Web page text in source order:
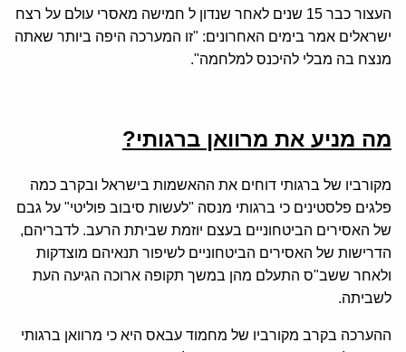
העצור כבר 15 שנים לאחר שנדון ל חמישה מאסרי עולם על רצח
ישראלים אמר בימים האחרונים: "זו המערכה היפה ביותר שאתה
מנצח בה מבלי להיכנס למלחמה".
מה מניע את מרוואן ברגותי?
מקורביו של ברגותי דוחים את ההאשמות בישראל ובקרב כמה
פלגים פלסטינים כי ברגותי מנסה "לעשות סיבוב פוליטי" על גבם
של האסירים הביטחוניים בעצם יוזמת שביתת הרעב. לדבריהם,
הדרישות של האסירים הביטחוניים לשיפור תנאיהם מוצדקות
ולאחר ששב"ס התעלם מהן במשך תקופה ארוכה הגיעה העת
לשביתה.
ההערכה בקרב מקורביו של מחמוד עבאס היא כי מרוואן ברגותי